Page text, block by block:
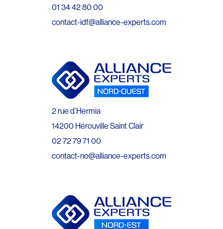
01 34 42 80 00
contact-idf@alliance-experts.com
2 rue d’Hermia
14200 Hérouville Saint Clair
02 72 79 71 00
contact-no@alliance-experts.com